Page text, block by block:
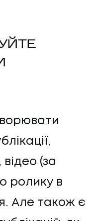
(за
ролику в
Але також є